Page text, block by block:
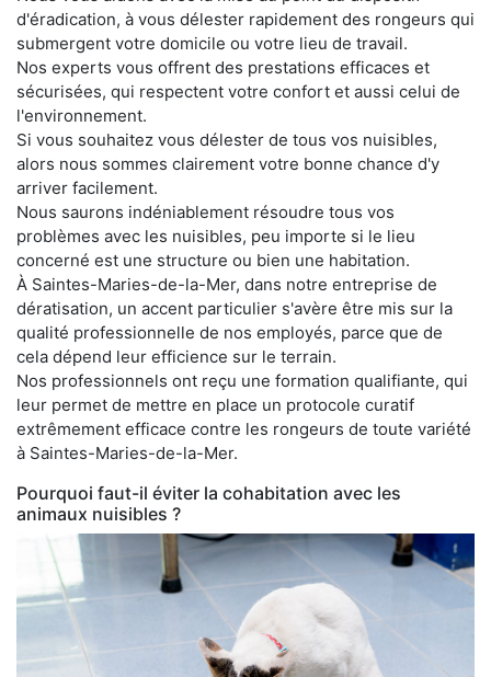
d'éradication, à vous délester rapidement des rongeurs qui
submergent votre domicile ou votre lieu de travail.
Nos experts vous offrent des prestations efficaces et
sécurisées, qui respectent votre confort et aussi celui de
l'environnement.
Si vous souhaitez vous délester de tous vos nuisibles,
alors nous sommes clairement votre bonne chance d'y
arriver facilement.
Nous saurons indéniablement résoudre tous vos
problèmes avec les nuisibles, peu importe si le lieu
concerné est une structure ou bien une habitation.
À Saintes-Maries-de-la-Mer, dans notre entreprise de
dératisation, un accent particulier s'avère être mis sur la
qualité professionnelle de nos employés, parce que de
cela dépend leur efficience sur le terrain.
Nos professionnels ont reçu une formation qualifiante, qui
leur permet de mettre en place un protocole curatif
extrêmement efficace contre les rongeurs de toute variété
à Saintes-Maries-de-la-Mer.
Pourquoi faut-il éviter la cohabitation avec les
animaux nuisibles ?